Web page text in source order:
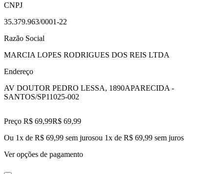
CNPJ
35.379.963/0001-22
Razão Social
MARCIA LOPES RODRIGUES DOS REIS LTDA
Endereço
AV DOUTOR PEDRO LESSA, 1890APARECIDA -
SANTOS/SP11025-002
Preço R$ 69,99R$ 69,99
Ou 1x de R$ 69,99 sem jurosou 1x de R$ 69,99 sem juros
Ver opções de pagamento